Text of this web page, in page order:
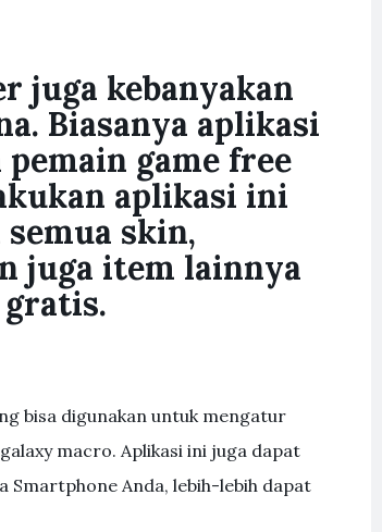
juga kebanyakan
Biasanya aplikasi
game free
aplikasi ini
skin,
juga item lainnya
bisa digunakan untuk mengatur
macro. Aplikasi ini juga dapat
Anda, lebih-lebih dapat